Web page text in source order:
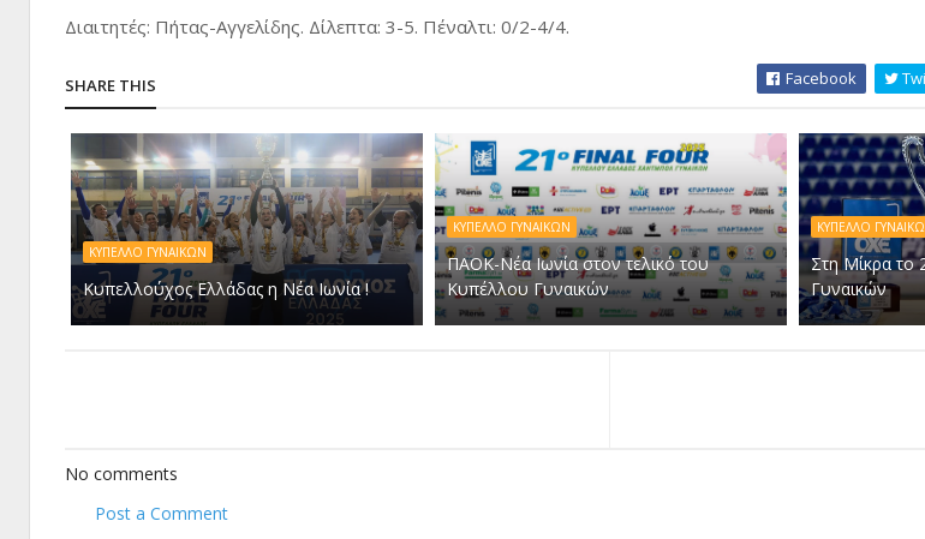
Διαιτητές: Πήτας-Αγγελίδης. Δίλεπτα: 3-5. Πέναλτι: 0/2-4/4.
SHARE THIS Facebook
ΚΥΠΕΛΛΟ ΓΥΝΑΙΚΩΝ
Κυπελλούχος Ελλάδας η Νέα Ιωνία !
ΚΥΠΕΛΛΟ ΓΥΝΑΙΚΩΝ
ΠΑΟΚ-Νέα Ιωνία στον τελικό του
Κυπέλλου Γυναικών
ΚΥΠΕΛΛΟ
Στη Μίκρα το
Γυναικών
No comments
Post a Comment